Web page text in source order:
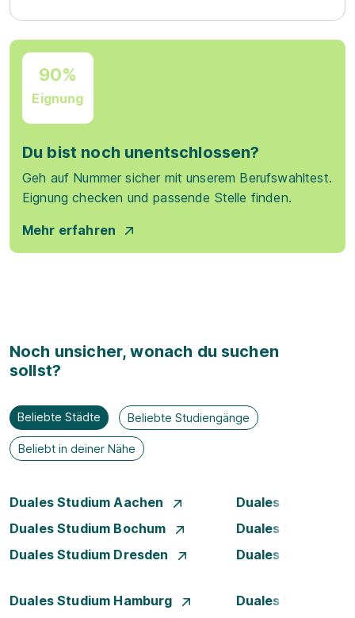
90%
Eignung
Du bist noch unentschlossen?
Geh auf Nummer sicher mit unserem Berufswahltest.
Eignung checken und passende Stelle finden.
Mehr erfahren
Noch unsicher, wonach du suchen
sollst?
Beliebte Städte Beliebte Studiengänge
Beliebt in deiner Nähe
Duales Studium Aachen
Duales Studium
Duales Studium Bochum
Duales Studium
Duales Studium Dresden
Duales Studium
Duales Studium Hamburg
Duales Studium